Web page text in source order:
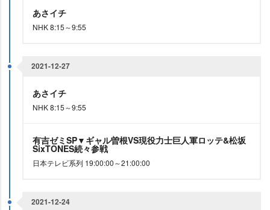
あさイチ
NHK 8:15～9:55
2021-12-27
あさイチ
NHK 8:15～9:55
有吉ゼミSP▼ギャル曽根VS現役力士巨人軍ロッテ&松坂
SixTONES続々参戦
日本テレビ系列 19:00:00～21:00:00
2021-12-24